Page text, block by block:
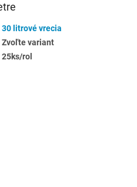
30 litrové vrecia
Zvoľte variant
25ks/rol